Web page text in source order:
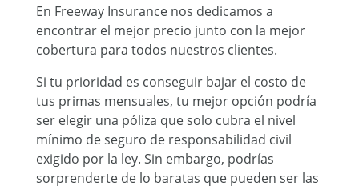
En Freeway Insurance nos dedicamos a
encontrar el mejor precio junto con la mejor
cobertura para todos nuestros clientes.
Si tu prioridad es conseguir bajar el costo de
tus primas mensuales, tu mejor opción podría
ser elegir una póliza que solo cubra el nivel
mínimo de seguro de responsabilidad civil
exigido por la ley. Sin embargo, podrías
sorprenderte de lo baratas que pueden ser las